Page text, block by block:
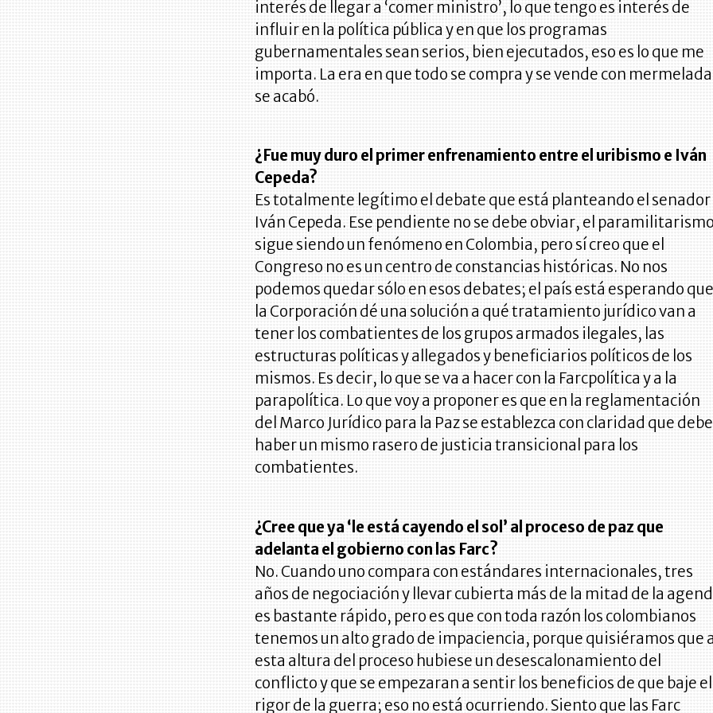
interés de llegar a ‘comer ministro’, lo que tengo es interés de
influir en la política pública y en que los programas
gubernamentales sean serios, bien ejecutados, eso es lo que me
importa. La era en que todo se compra y se vende con mermelada
se acabó.
¿Fue muy duro el primer enfrenamiento entre el uribismo e Iván
Cepeda?
Es totalmente legítimo el debate que está planteando el senador
Iván Cepeda. Ese pendiente no se debe obviar, el
sigue siendo un fenómeno en Colombia, pero sí creo que el
Congreso no es un centro de constancias históricas. No nos
podemos quedar sólo en esos debates; el país está esperando
la Corporación dé una solución a qué tratamiento jurídico van a
tener los combatientes de los grupos armados ilegales, las
estructuras políticas y allegados y beneficiarios políticos de los
mismos. Es decir, lo que se va a hacer con la Farcpolítica y a la
parapolítica. Lo que voy a proponer es que en la reglamentación
del Marco Jurídico para la Paz se establezca con claridad que debe
haber un mismo rasero de justicia transicional para los
combatientes.
¿Cree que ya ‘le está cayendo el sol’ al proceso de paz que
adelanta el gobierno con las Farc?
No. Cuando uno compara con estándares internacionales, tres
años de negociación y llevar cubierta más de la mitad de la
es bastante rápido, pero es que con toda razón los colombianos
tenemos un alto grado de impaciencia, porque quisiéramos que
esta altura del proceso hubiese un desescalonamiento del
conflicto y que se empezaran a sentir los beneficios de que baje el
rigor de la guerra; eso no está ocurriendo. Siento que las Farc